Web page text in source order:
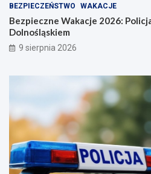
BEZPIECZEŃSTWO WAKACJE
Bezpieczne Wakacje 2026:
Dolnośląskiem
9 sierpnia 2026